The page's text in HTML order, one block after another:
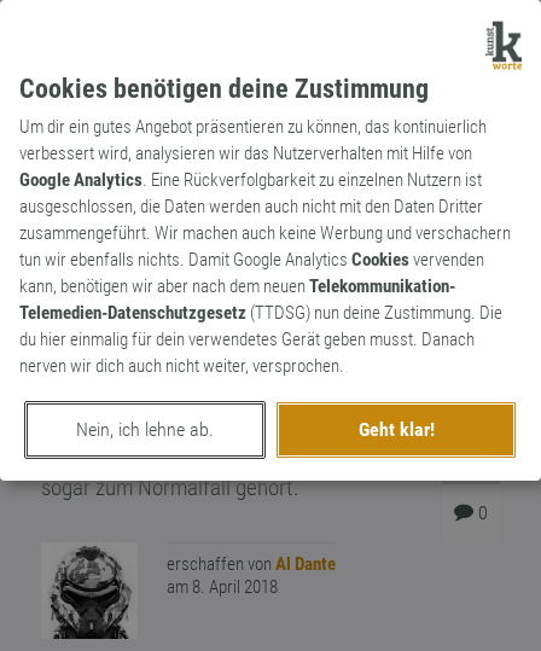
Cookies benötigen deine Zustimmung
Um dir ein gutes Angebot präsentieren zu können, das kontinuierlich
verbessert wird, analysieren wir das Nutzerverhalten mit Hilfe von
Google Analytics. Eine Rückverfolgbarkeit zu einzelnen Nutzern ist
ausgeschlossen, die Daten werden auch nicht mit den Daten Dritter
zusammengeführt. Wir machen auch keine Werbung und verschachern
tun wir ebenfalls nichts. Damit Google Analytics Cookiesvervenden
kann, benötigen wir aber nach dem neuenTelekommunikation-
Telemedien-Datenschutzgesetz (TTDSG) nun deine Zustimmung. Die
du hier einmalig für dein verwendetes Gerät geben musst. Danach
nerven wir dich auch nicht weiter, versprochen.
Nein, ich lehne ab. Geht klar!
Neologismus
Substantiv
Post-Sex-Blues
Neuwort für das Phänomen, dass manche
Frauen nach dem Sex weinen. Fachlich
wird diese Reaktion postkoitale Dysphorie
dass bei mindestens zwei Prozent aller
Frauen der Gesang des Post-Sex-Blues
sogar zum Normalfall gehört.
0
0
erschaffen von Al Dante
am 8. April 2018